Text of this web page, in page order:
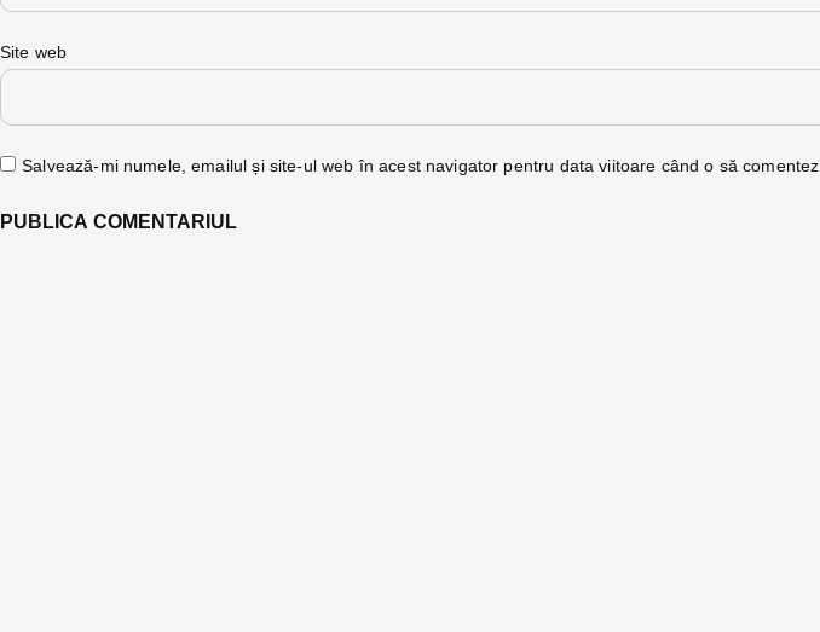
Site web
Salvează-mi numele, emailul și site-ul web în acest navigator pentru data viitoare când o să comentez.